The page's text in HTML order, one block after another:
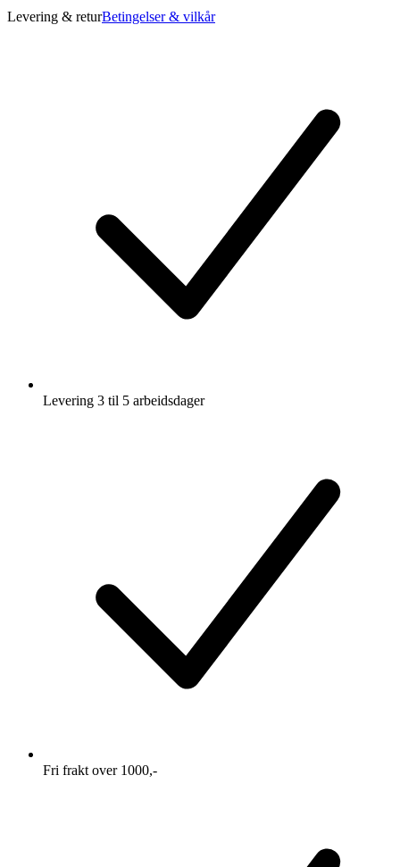
Levering & returBetingelser & vilkår
Levering 3 til 5 arbeidsdager
Fri frakt over 1000,-